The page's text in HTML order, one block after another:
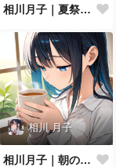
相川月子｜夏祭りの浴衣
相川 月子
相川月子｜朝のハーブティー